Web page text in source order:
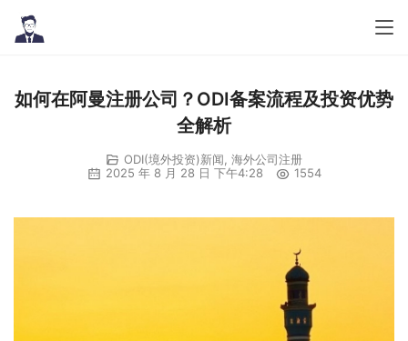
如何在阿曼注册公司？ODI备案流程及投资优势
全解析
ODI(境外投资)新闻 海外公司注册
2025 年 8 月 28 日 下午4:28
1554